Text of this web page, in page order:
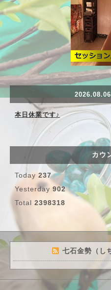
本日休業です♪
カウ
Today 237
Yesterday 902
Total 2398318
七石金勢（し